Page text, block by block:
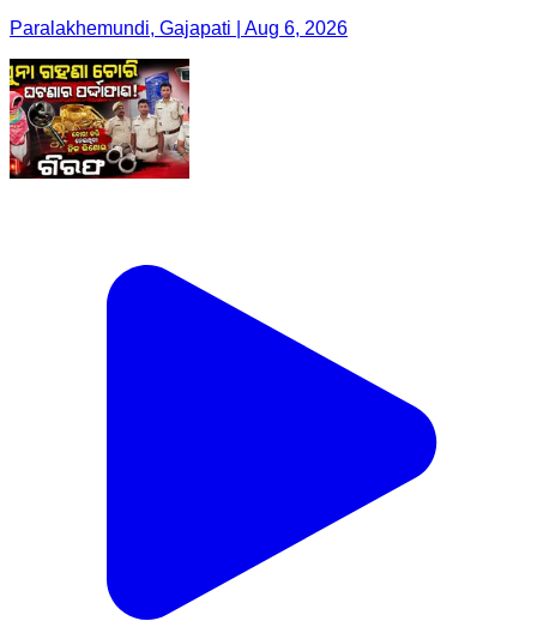
Paralakhemundi, Gajapati | Aug 6, 2026